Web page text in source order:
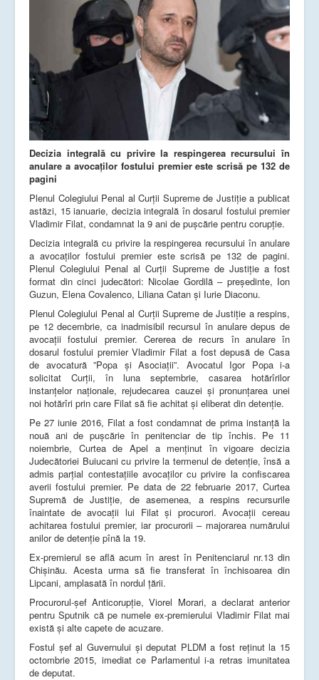
Decizia integrală cu privire la respingerea recursului în
anulare a avocaților fostului premier este scrisă pe 132 de
pagini
Plenul Colegiului Penal al Curții Supreme de Justiție a publicat
astăzi, 15 ianuarie, decizia integrală în dosarul fostului premier
Vladimir Filat, condamnat la 9 ani de pușcărie pentru corupție.
Decizia integrală cu privire la respingerea recursului în anulare
a avocaților fostului premier este scrisă pe 132 de pagini.
Plenul Colegiului Penal al Curții Supreme de Justiție a fost
format din cinci judecători: Nicolae Gordilă – președinte, Ion
Guzun, Elena Covalenco, Liliana Catan și Iurie Diaconu.
Plenul Colegiului Penal al Curții Supreme de Justiție a respins,
pe 12 decembrie, ca inadmisibil recursul în anulare depus de
avocații fostului premier. Cererea de recurs în anulare în
dosarul fostului premier Vladimir Filat a fost depusă de Casa
de avocatură ”Popa și Asociații”. Avocatul Igor Popa i-a
solicitat Curții, în luna septembrie, casarea hotărîrilor
instanțelor naționale, rejudecarea cauzei și pronunțarea unei
noi hotărîri prin care Filat să fie achitat și eliberat din detenție.
Pe 27 iunie 2016, Filat a fost condamnat de prima instanţă la
nouă ani de puşcărie în penitenciar de tip închis. Pe 11
noiembrie, Curtea de Apel a menţinut în vigoare decizia
Judecătoriei Buiucani cu privire la termenul de detenţie, însă a
admis parţial contestaţiile avocaţilor cu privire la confiscarea
averii fostului premier. Pe data de 22 februarie 2017, Curtea
Supremă de Justiție, de asemenea, a respins recursurile
înaintate de avocații lui Filat și procurori. Avocații cereau
achitarea fostului premier, iar procurorii – majorarea numărului
anilor de detenție pînă la 19.
Ex-premierul se află acum în arest în Penitenciarul nr.13 din
Chișinău. Acesta urma să fie transferat în închisoarea din
Lipcani, amplasată în nordul țării.
Procurorul-șef Anticorupție, Viorel Morari, a declarat anterior
pentru Sputnik că pe numele ex-premierului Vladimir Filat mai
există și alte capete de acuzare.
Fostul şef al Guvernului şi deputat PLDM a fost reţinut la 15
octombrie 2015, imediat ce Parlamentul i-a retras imunitatea
de deputat.